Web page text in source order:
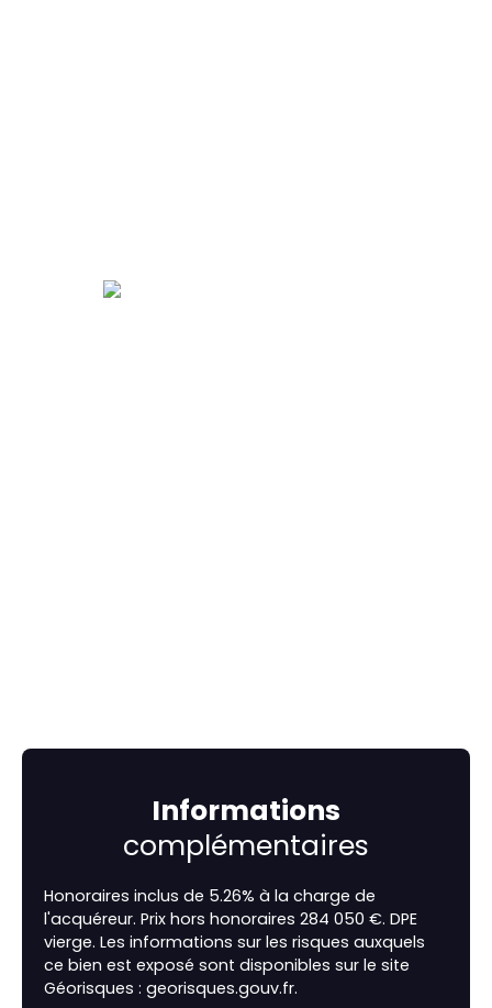
Informations
complémentaires
Honoraires inclus de 5.26% à la charge de
l'acquéreur. Prix hors honoraires 284 050 €. DPE
vierge. Les informations sur les risques auxquels
ce bien est exposé sont disponibles sur le site
Géorisques : georisques.gouv.fr.